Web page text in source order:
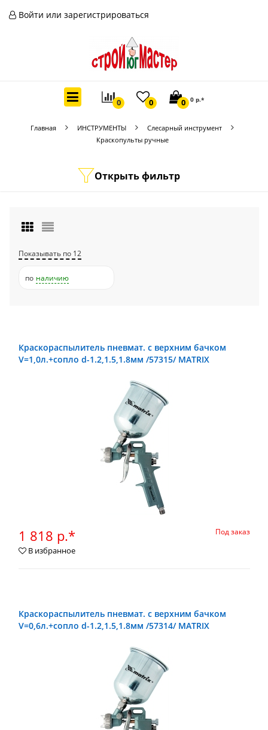
Войти или зарегистрироваться
0 0 0 0 р.*
Главная ИНСТРУМЕНТЫ
Слесарный инструмент
Краскопульты ручные
Открыть фильтр
Показывать по 12
по наличию
Краскораспылитель пневмат. с верхним бачком
V=1,0л.+сопло d-1.2,1.5,1.8мм /57315/ MATRIX
1 818 р.* Под заказ
В избранное
Краскораспылитель пневмат. с верхним бачком
V=0,6л.+сопло d-1.2,1.5,1.8мм /57314/ MATRIX